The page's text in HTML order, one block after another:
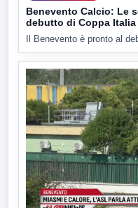
Benevento Calcio: Le
debutto di Coppa Italia
Il Benevento è pronto al